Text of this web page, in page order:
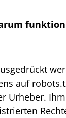
auf
Urheber.